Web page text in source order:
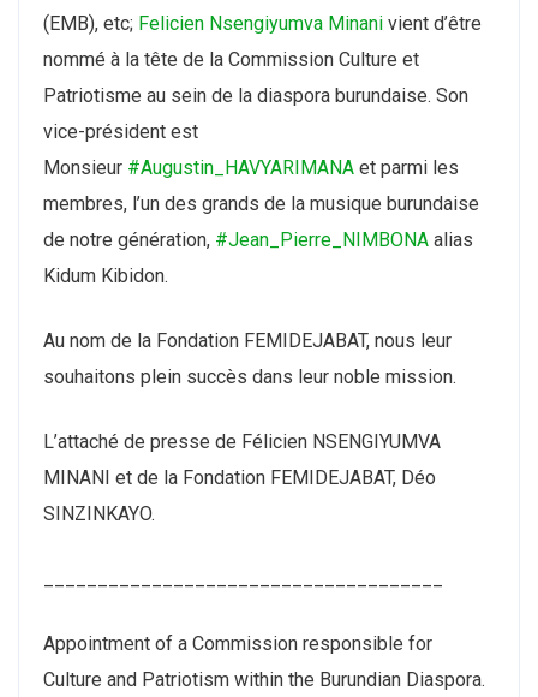
(EMB), etc; Felicien Nsengiyumva Minani vient d’être
nommé à la tête de la Commission Culture et
Patriotisme au sein de la diaspora burundaise. Son
vice-président est
Monsieur #Augustin_HAVYARIMANA et parmi les
membres, l’un des grands de la musique burundaise
de notre génération, #Jean_Pierre_NIMBONA alias
Kidum Kibidon.
Au nom de la Fondation FEMIDEJABAT, nous leur
souhaitons plein succès dans leur noble mission.
L’attaché de presse de Félicien NSENGIYUMVA
MINANI et de la Fondation FEMIDEJABAT, Déo
SINZINKAYO.
Appointment of a Commission responsible for
Culture and Patriotism within the Burundian Diaspora.